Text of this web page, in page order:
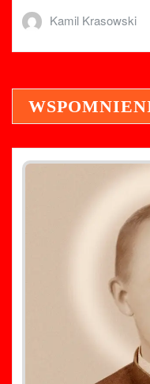
Kamil Krasowski